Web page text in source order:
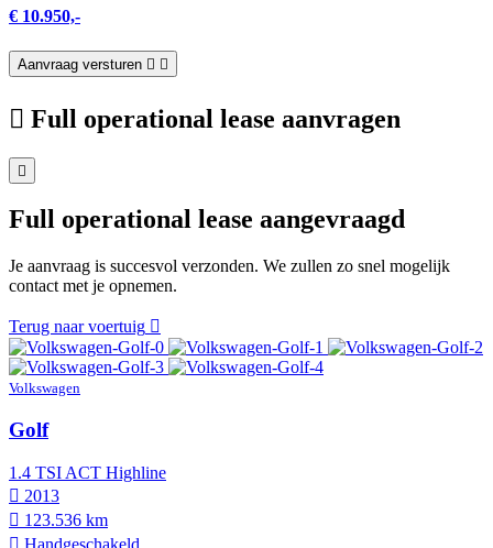
€ 10.950,-
Aanvraag versturen
Full operational lease aanvragen
Full operational lease aangevraagd
Je aanvraag is succesvol verzonden. We zullen zo snel mogelijk
contact met je opnemen.
Terug naar voertuig
Volkswagen
Golf
1.4 TSI ACT Highline
2013
123.536 km
Hand­geschakeld